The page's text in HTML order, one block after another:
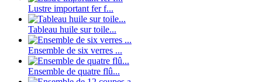
Lustre important fer f...
Tableau huile sur toile...
Ensemble de six verres ...
Ensemble de quatre flû...